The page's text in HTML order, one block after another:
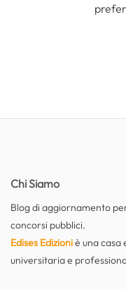
Chi Siamo
Blog di aggiornamento
concorsi pubblici.
Edises Edizioniè una casa
universitaria e